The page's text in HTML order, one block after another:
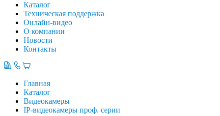
Каталог
Техническая поддержка
Онлайн-видео
О компании
Новости
Контакты
Главная
Каталог
Видеокамеры
IP-видеокамеры проф. серии